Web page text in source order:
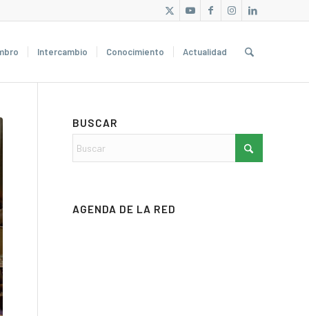
Intercambio Conocimiento Actualidad
BUSCAR
AGENDA DE LA RED